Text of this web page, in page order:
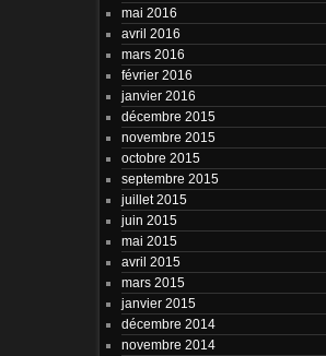
mai 2016
avril 2016
mars 2016
février 2016
janvier 2016
décembre 2015
novembre 2015
octobre 2015
septembre 2015
juillet 2015
juin 2015
mai 2015
avril 2015
mars 2015
janvier 2015
décembre 2014
novembre 2014